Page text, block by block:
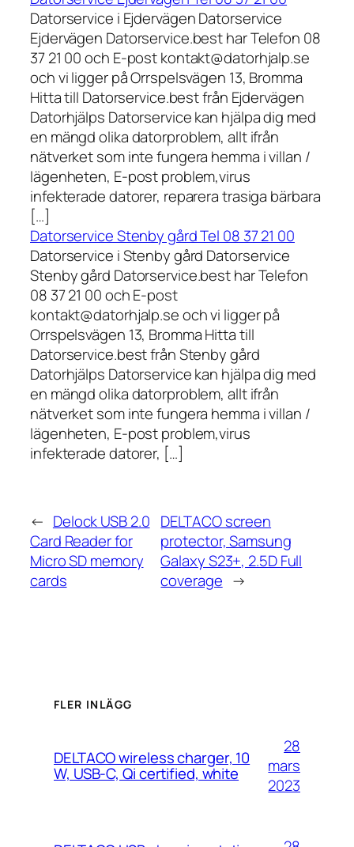
Datorservice i Ejdervägen Datorservice
Ejdervägen Datorservice.best har Telefon 08
37 21 00 och E-post kontakt@datorhjalp.se
och vi ligger på Orrspelsvägen 13, Bromma
Hitta till Datorservice.best från Ejdervägen
Datorhjälps Datorservice kan hjälpa dig med
en mängd olika datorproblem, allt ifrån
nätverket som inte fungera hemma i villan /
lägenheten, E-post problem,virus
infekterade datorer, reparera trasiga bärbara
[…]
Datorservice Stenby gård Tel 08 37 21 00
Datorservice i Stenby gård Datorservice
Stenby gård Datorservice.best har Telefon
08 37 21 00 och E-post
kontakt@datorhjalp.se och vi ligger på
Orrspelsvägen 13, Bromma Hitta till
Datorservice.best från Stenby gård
Datorhjälps Datorservice kan hjälpa dig med
en mängd olika datorproblem, allt ifrån
nätverket som inte fungera hemma i villan /
lägenheten, E-post problem,virus
infekterade datorer, […]
← Delock USB 2.0
Card Reader for
Micro SD memory
cards
DELTACO screen
protector, Samsung
Galaxy S23+, 2.5D Full
coverage →
FLER INLÄGG
DELTACO wireless charger, 10
W, USB-C, Qi certified, white
28
mars
2023